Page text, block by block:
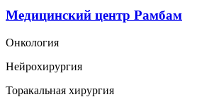
Медицинский центр Рамбам
Онкология
Нейрохирургия
Торакальная хирургия